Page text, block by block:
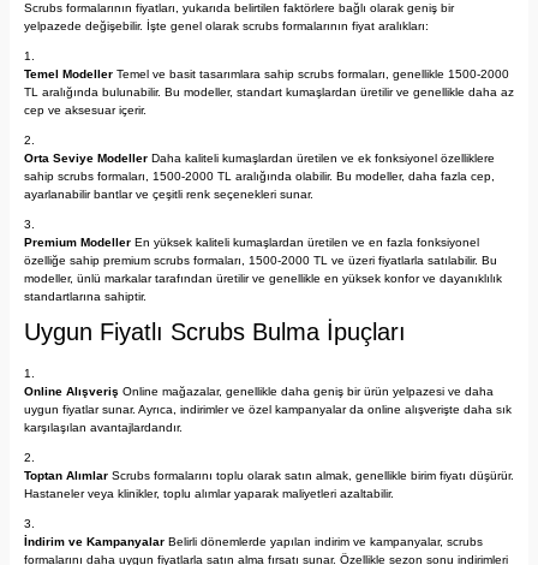
Scrubs formalarının fiyatları, yukarıda belirtilen faktörlere bağlı olarak geniş bir
yelpazede değişebilir. İşte genel olarak scrubs formalarının fiyat aralıkları:
Temel Modeller Temel ve basit tasarımlara sahip scrubs formaları, genellikle 1500-2000
TL aralığında bulunabilir. Bu modeller, standart kumaşlardan üretilir ve genellikle daha az
cep ve aksesuar içerir.
Orta Seviye Modeller Daha kaliteli kumaşlardan üretilen ve ek fonksiyonel özelliklere
sahip scrubs formaları, 1500-2000 TL aralığında olabilir. Bu modeller, daha fazla cep,
ayarlanabilir bantlar ve çeşitli renk seçenekleri sunar.
Premium Modeller En yüksek kaliteli kumaşlardan üretilen ve en fazla fonksiyonel
özelliğe sahip premium scrubs formaları, 1500-2000 TL ve üzeri fiyatlarla satılabilir. Bu
modeller, ünlü markalar tarafından üretilir ve genellikle en yüksek konfor ve dayanıklılık
standartlarına sahiptir.
Uygun Fiyatlı Scrubs Bulma İpuçları
Online Alışveriş Online mağazalar, genellikle daha geniş bir ürün yelpazesi ve daha
uygun fiyatlar sunar. Ayrıca, indirimler ve özel kampanyalar da online alışverişte daha sık
karşılaşılan avantajlardandır.
Toptan Alımlar Scrubs formalarını toplu olarak satın almak, genellikle birim fiyatı düşürür.
Hastaneler veya klinikler, toplu alımlar yaparak maliyetleri azaltabilir.
İndirim ve Kampanyalar Belirli dönemlerde yapılan indirim ve kampanyalar, scrubs
formalarını daha uygun fiyatlarla satın alma fırsatı sunar. Özellikle sezon sonu indirimleri